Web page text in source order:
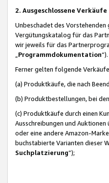
2. Ausgeschlossene Verkäufe
Unbeschadet des
Vergütungskatalog für das
wir jeweils für das
Programmdokumentation“).
Ferner gelten folgende
(a) Produktkäufe, die nach
(b) Produktbestellungen, bei
(c) Produktkäufe durch einen
Ausschreibungen und
oder eine andere Amazon-
buchstabierte Varianten dieser
Suchplatzierung”);